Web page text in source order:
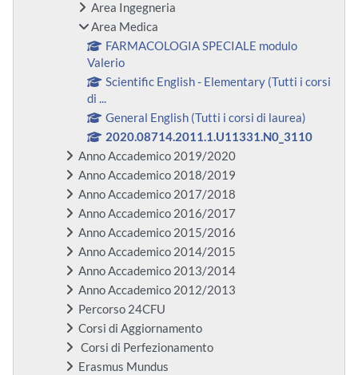
Area Ingegneria
Area Medica
FARMACOLOGIA SPECIALE modulo
Valerio
Scientific English - Elementary (Tutti i corsi
di ...
General English (Tutti i corsi di laurea)
2020.08714.2011.1.U11331.N0_3110
Anno Accademico 2019/2020
Anno Accademico 2018/2019
Anno Accademico 2017/2018
Anno Accademico 2016/2017
Anno Accademico 2015/2016
Anno Accademico 2014/2015
Anno Accademico 2013/2014
Anno Accademico 2012/2013
Percorso 24CFU
Corsi di Aggiornamento
Corsi di Perfezionamento
Erasmus Mundus